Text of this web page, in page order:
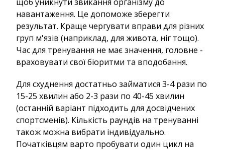
навантаження. Це допоможе зберегти
результат. Краще чергувати вправи для різних
груп м'язів (наприклад, для живота, ніг тощо).
Час для тренування не має значення, головне -
враховувати свої біоритми та вподобання.
Для схуднення достатньо займатися 3-4 рази по
15-25 хвилин або 2-3 рази по 40-45 хвилин
(останній варіант підходить для досвідчених
спортсменів). Кількість раундів на тренуванні
також можна вибрати індивідуально.
Початківцям варто пробувати один цикл на